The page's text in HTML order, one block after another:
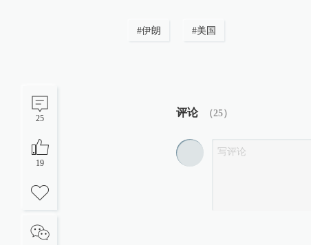
25
19
#伊朗 #美国
评论 （25）